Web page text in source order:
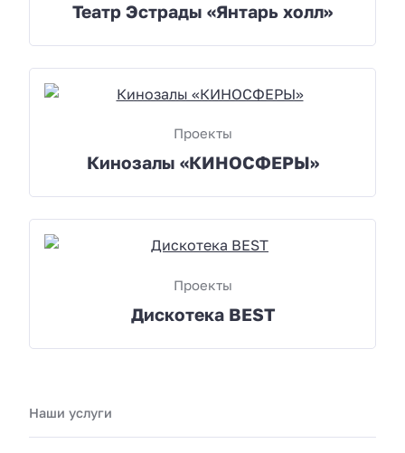
Театр Эстрады «Янтарь холл»
Проекты
Кинозалы «КИНОСФЕРЫ»
Проекты
Дискотека BEST
Наши услуги